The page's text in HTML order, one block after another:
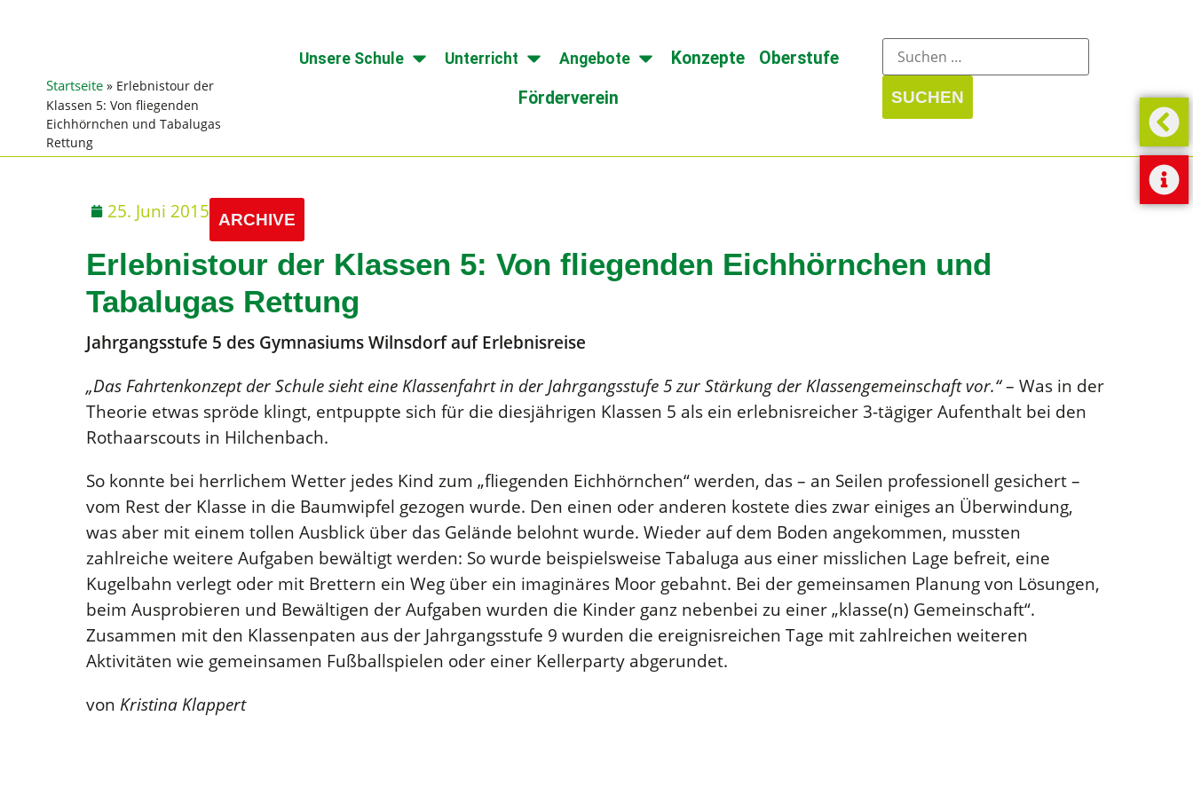
Startseite » Erlebnistour der
Klassen 5: Von fliegenden
Eichhörnchen und Tabalugas
Rettung
Unsere Schule Unterricht Angebote Konzepte
Oberstufe
Förderverein
25. Juni 2015 ARCHIVE
Erlebnistour der Klassen 5: Von fliegenden Eichhörnchen und
Tabalugas Rettung
Jahrgangsstufe 5 des Gymnasiums Wilnsdorf auf Erlebnisreise
„Das Fahrtenkonzept der Schule sieht eine Klassenfahrt in der Jahrgangsstufe 5 zur Stärkung der Klassengemeinschaft vor.“– Was in der
Theorie etwas spröde klingt, entpuppte sich für die diesjährigen Klassen 5 als ein erlebnisreicher 3-tägiger Aufenthalt bei den
Rothaarscouts in Hilchenbach.
So konnte bei herrlichem Wetter jedes Kind zum „fliegenden Eichhörnchen“ werden, das – an Seilen professionell gesichert –
vom Rest der Klasse in die Baumwipfel gezogen wurde. Den einen oder anderen kostete dies zwar einiges an Überwindung,
was aber mit einem tollen Ausblick über das Gelände belohnt wurde. Wieder auf dem Boden angekommen, mussten
zahlreiche weitere Aufgaben bewältigt werden: So wurde beispielsweise Tabaluga aus einer misslichen Lage befreit, eine
Kugelbahn verlegt oder mit Brettern ein Weg über ein imaginäres Moor gebahnt. Bei der gemeinsamen Planung von Lösungen,
beim Ausprobieren und Bewältigen der Aufgaben wurden die Kinder ganz nebenbei zu einer „klasse(n) Gemeinschaft“.
Zusammen mit den Klassenpaten aus der Jahrgangsstufe 9 wurden die ereignisreichen Tage mit zahlreichen weiteren
Aktivitäten wie gemeinsamen Fußballspielen oder einer Kellerparty abgerundet.
von Kristina Klappert